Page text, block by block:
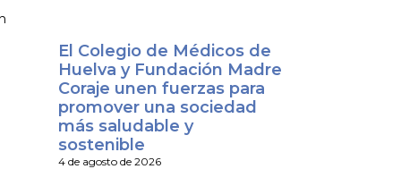
El Colegio de Médicos de
Huelva y Fundación Madre
Coraje unen fuerzas para
promover una sociedad
más saludable y
sostenible
4 de agosto de 2026